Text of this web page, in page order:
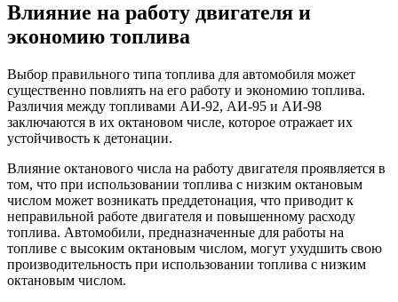
Влияние на работу двигателя и
экономию топлива
Выбор правильного типа топлива для автомобиля может
существенно повлиять на его работу и экономию топлива.
Различия между топливами АИ-92, АИ-95 и АИ-98
заключаются в их октановом числе, которое отражает их
устойчивость к детонации.
Влияние октанового числа на работу двигателя проявляется в
том, что при использовании топлива с низким октановым
числом может возникать преддетонация, что приводит к
неправильной работе двигателя и повышенному расходу
топлива. Автомобили, предназначенные для работы на
топливе с высоким октановым числом, могут ухудшить свою
производительность при использовании топлива с низким
октановым числом.